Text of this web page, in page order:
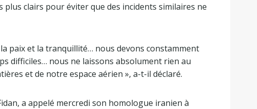
clairs pour éviter que des incidents similaires ne
paix et la tranquillité… nous devons constamment
difficiles… nous ne laissons absolument rien au
et de notre espace aérien », a-t-il déclaré.
a appelé mercredi son homologue iranien à